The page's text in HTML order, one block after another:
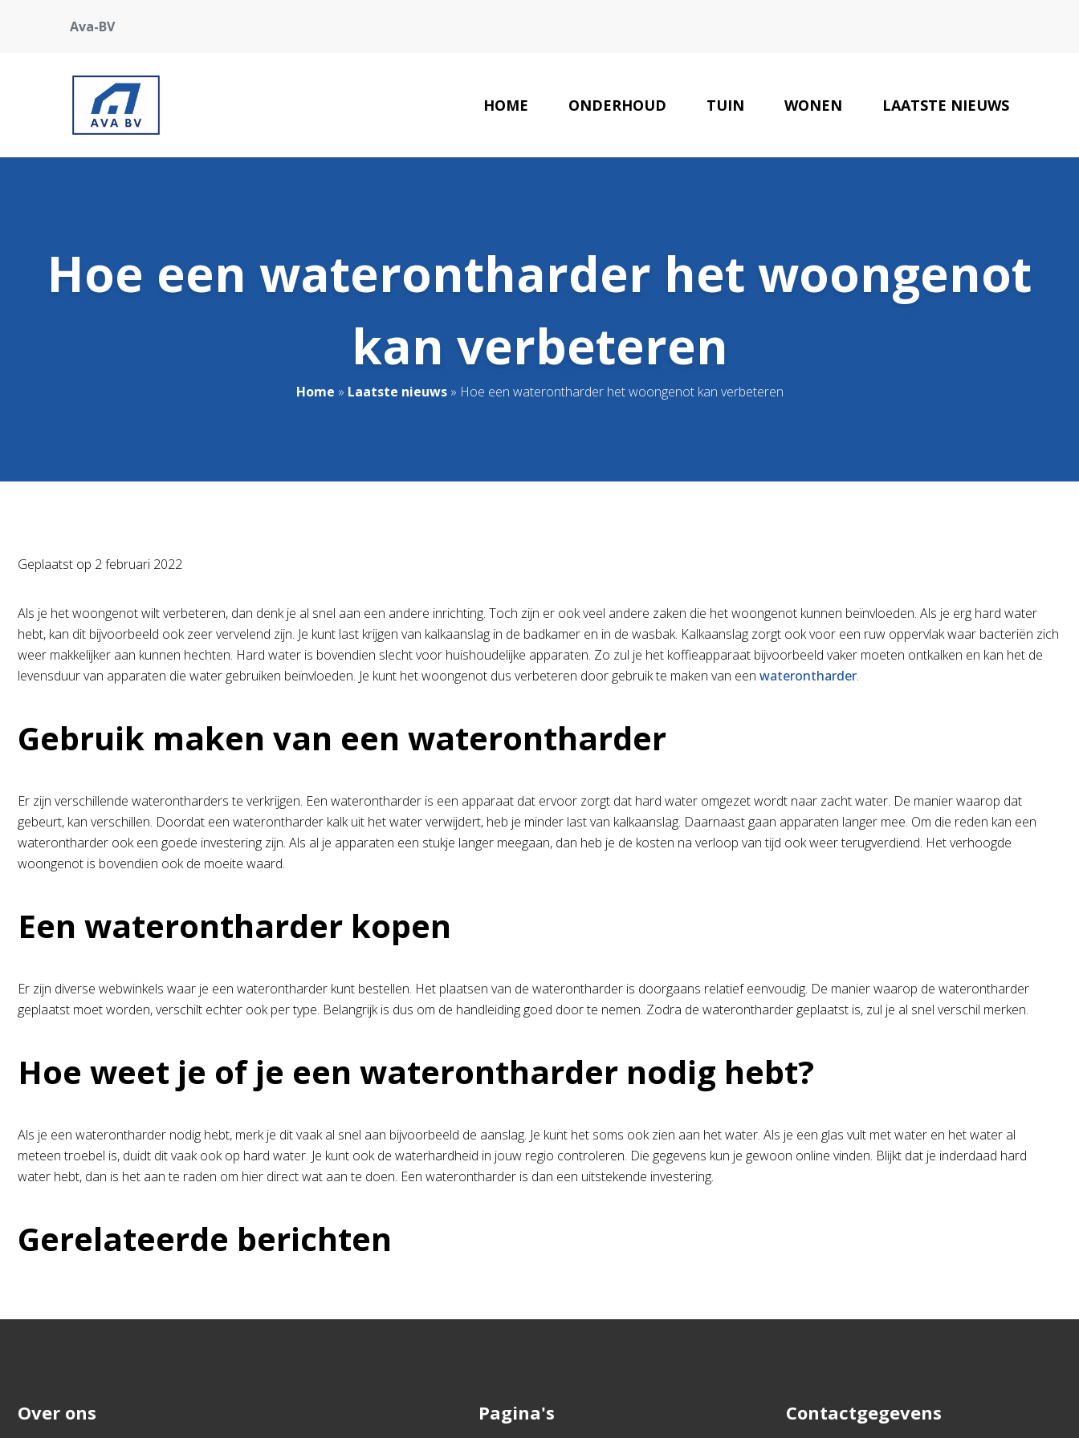
Ava-BV
HOME ONDERHOUD TUIN WONEN LAATSTE NIEUWS
Hoe een waterontharder het woongenot
kan verbeteren
Home » Laatste nieuws» Hoe een waterontharder het woongenot kan verbeteren
Geplaatst op 2 februari 2022
Als je het woongenot wilt verbeteren, dan denk je al snel aan een andere inrichting. Toch zijn er ook veel andere zaken die het woongenot kunnen beïnvloeden. Als je erg hard water
hebt, kan dit bijvoorbeeld ook zeer vervelend zijn. Je kunt last krijgen van kalkaanslag in de badkamer en in de wasbak. Kalkaanslag zorgt ook voor een ruw oppervlak waar bacteriën zich
weer makkelijker aan kunnen hechten. Hard water is bovendien slecht voor huishoudelijke apparaten. Zo zul je het koffieapparaat bijvoorbeeld vaker moeten ontkalken en kan het de
levensduur van apparaten die water gebruiken beïnvloeden. Je kunt het woongenot dus verbeteren door gebruik te maken van een waterontharder.
Gebruik maken van een waterontharder
Er zijn verschillende waterontharders te verkrijgen. Een waterontharder is een apparaat dat ervoor zorgt dat hard water omgezet wordt naar zacht water. De manier waarop dat
gebeurt, kan verschillen. Doordat een waterontharder kalk uit het water verwijdert, heb je minder last van kalkaanslag. Daarnaast gaan apparaten langer mee. Om die reden kan een
waterontharder ook een goede investering zijn. Als al je apparaten een stukje langer meegaan, dan heb je de kosten na verloop van tijd ook weer terugverdiend. Het verhoogde
woongenot is bovendien ook de moeite waard.
Een waterontharder kopen
Er zijn diverse webwinkels waar je een waterontharder kunt bestellen. Het plaatsen van de waterontharder is doorgaans relatief eenvoudig. De manier waarop de waterontharder
geplaatst moet worden, verschilt echter ook per type. Belangrijk is dus om de handleiding goed door te nemen. Zodra de waterontharder geplaatst is, zul je al snel verschil merken.
Hoe weet je of je een waterontharder nodig hebt?
Als je een waterontharder nodig hebt, merk je dit vaak al snel aan bijvoorbeeld de aanslag. Je kunt het soms ook zien aan het water. Als je een glas vult met water en het water al
meteen troebel is, duidt dit vaak ook op hard water. Je kunt ook de waterhardheid in jouw regio controleren. Die gegevens kun je gewoon online vinden. Blijkt dat je inderdaad hard
water hebt, dan is het aan te raden om hier direct wat aan te doen. Een waterontharder is dan een uitstekende investering.
Gerelateerde berichten
Over ons Pagina's Contactgegevens